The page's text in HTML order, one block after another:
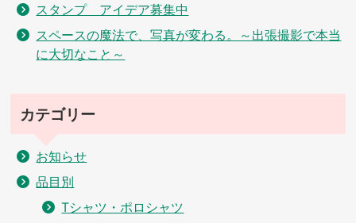
スタンプ アイデア募集中
スペースの魔法で、写真が変わる。～出張撮影で本当
に大切なこと～
カテゴリー
お知らせ
品目別
Tシャツ・ポロシャツ